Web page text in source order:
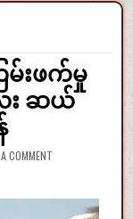
းဖက်မှု
း ဆယ်
COMMENT